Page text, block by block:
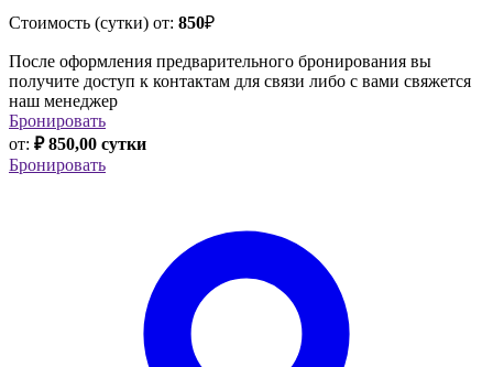
Стоимость (сутки) от: 850₽
После оформления предварительного бронирования вы
получите доступ к контактам для связи либо с вами свяжется
наш менеджер
Бронировать
от: ₽ 850,00 сутки
Бронировать